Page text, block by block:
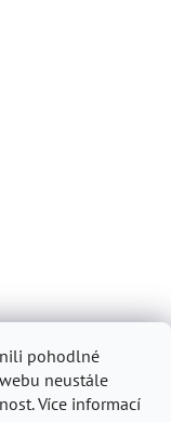
pohodlné
neustále
Více informací